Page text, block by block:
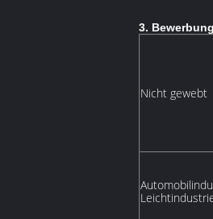
3. Bewerbung
Nicht gewebt